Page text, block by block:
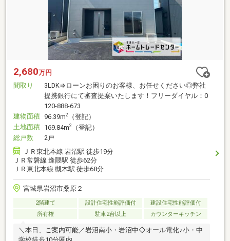
2,680万円
間取り
3LDK⇒ローンお困りのお客様、お任せください◎弊社
提携銀行にて審査提案いたします！フリーダイヤル：0
120-888-673
建物面積 96.39m2
（登記）
土地面積 169.84m2
（登記）
総戸数
2戸
ＪＲ東北本線 岩沼駅 徒歩19分
ＪＲ常磐線 逢隈駅 徒歩62分
ＪＲ東北本線 槻木駅 徒歩68分
宮城県岩沼市桑原２
2階建て 設計住宅性能評価付
建設住宅性能評価付
所有権
駐車2台以上 カウンターキッチン
＼本日、ご案内可能／岩沼南小・岩沼中◇オール電化♪小・中